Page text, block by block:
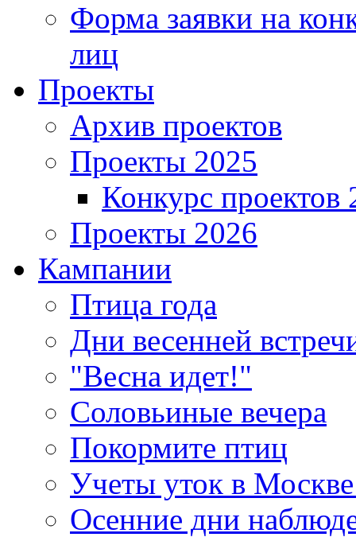
Форма заявки на
лиц
Проекты
Архив проектов
Проекты 2025
Конкурс проектов
Проекты 2026
Кампании
Птица года
Дни весенней
"Весна идет!"
Соловьиные вечера
Покормите птиц
Учеты уток в
Осенние дни